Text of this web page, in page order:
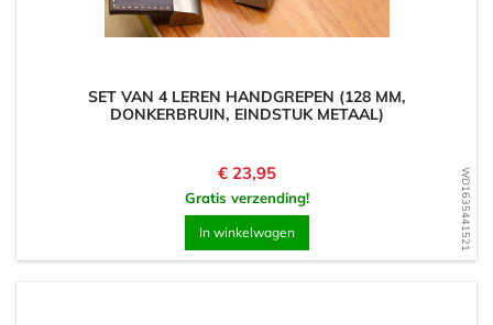
WD1635441521
SET VAN 4 LEREN HANDGREPEN (128 MM,
DONKERBRUIN, EINDSTUK METAAL)
Prijs
€ 23,95
Gratis verzending!
In winkelwagen